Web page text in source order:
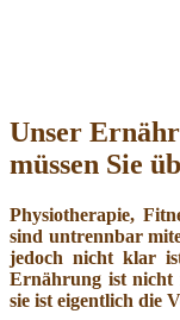
Unser
müssen Sie
Physiotherapie,
sind untrennbar
jedoch nicht klar
Ernährung ist
sie ist eigentlich die